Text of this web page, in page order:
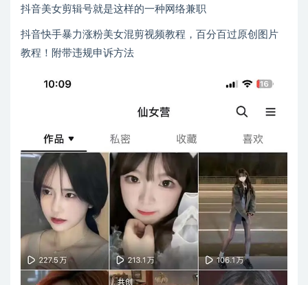
抖音美女剪辑号就是这样的一种网络兼职
抖音快手暴力涨粉美女混剪视频教程，百分百过原创图片
教程！附带违规申诉方法